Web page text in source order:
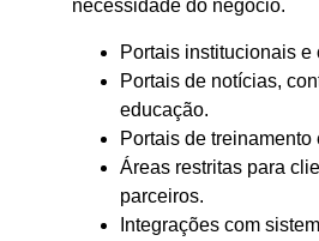
necessidade do negócio.
Portais institucionais e
Portais de notícias,
educação.
Portais de treinamento
Áreas restritas para
parceiros.
Integrações com